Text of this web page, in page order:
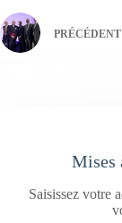
PRÉCÉDENT
Mises
Saisissez votre